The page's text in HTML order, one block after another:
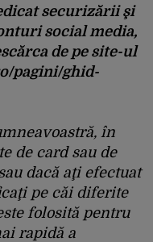
securizării şi
social media,
de pe site-ul
pagini/ghid-
în
de card sau de
dacă aţi efectuat
pe căi diferite
folosită pentru
rapidă a